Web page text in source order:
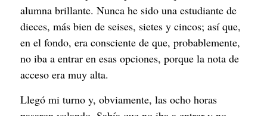
alumna brillante. Nunca he sido una estudiante de
dieces, más bien de seises, sietes y cincos; así que,
en el fondo, era consciente de que, probablemente,
no iba a entrar en esas opciones, porque la nota de
acceso era muy alta.
Llegó mi turno y, obviamente, las ocho horas